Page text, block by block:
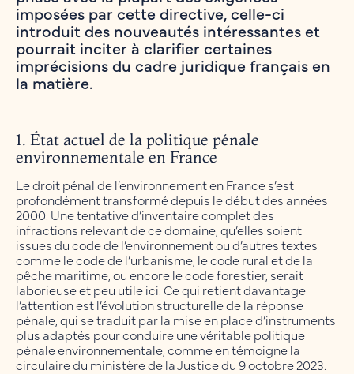
imposées par cette directive, celle-ci
introduit des nouveautés intéressantes et
pourrait inciter à clarifier certaines
imprécisions du cadre juridique français en
la matière.
1. État actuel de la politique pénale
environnementale en France
Le droit pénal de l’environnement en France s’est
profondément transformé depuis le début des années
2000. Une tentative d’inventaire complet des
infractions relevant de ce domaine, qu’elles soient
issues du code de l’environnement ou d’autres textes
comme le code de l’urbanisme, le code rural et de la
pêche maritime, ou encore le code forestier, serait
laborieuse et peu utile ici. Ce qui retient davantage
l’attention est l’évolution structurelle de la réponse
pénale, qui se traduit par la mise en place d’instruments
plus adaptés pour conduire une véritable politique
pénale environnementale, comme en témoigne la
circulaire du ministère de la Justice du 9 octobre 2023.